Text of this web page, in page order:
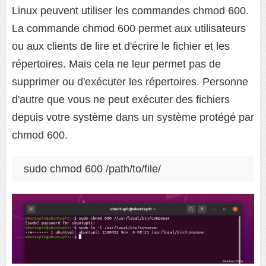
Linux peuvent utiliser les commandes chmod 600.
La commande chmod 600 permet aux utilisateurs
ou aux clients de lire et d'écrire le fichier et les
répertoires. Mais cela ne leur permet pas de
supprimer ou d'exécuter les répertoires. Personne
d'autre que vous ne peut exécuter des fichiers
depuis votre système dans un système protégé par
chmod 600.
sudo chmod 600 /path/to/file/